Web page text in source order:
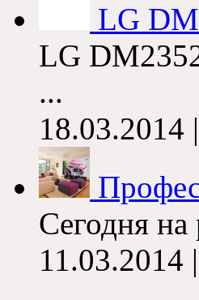
LG
LG
...
18.03.2014
Сегодня
11.03.2014